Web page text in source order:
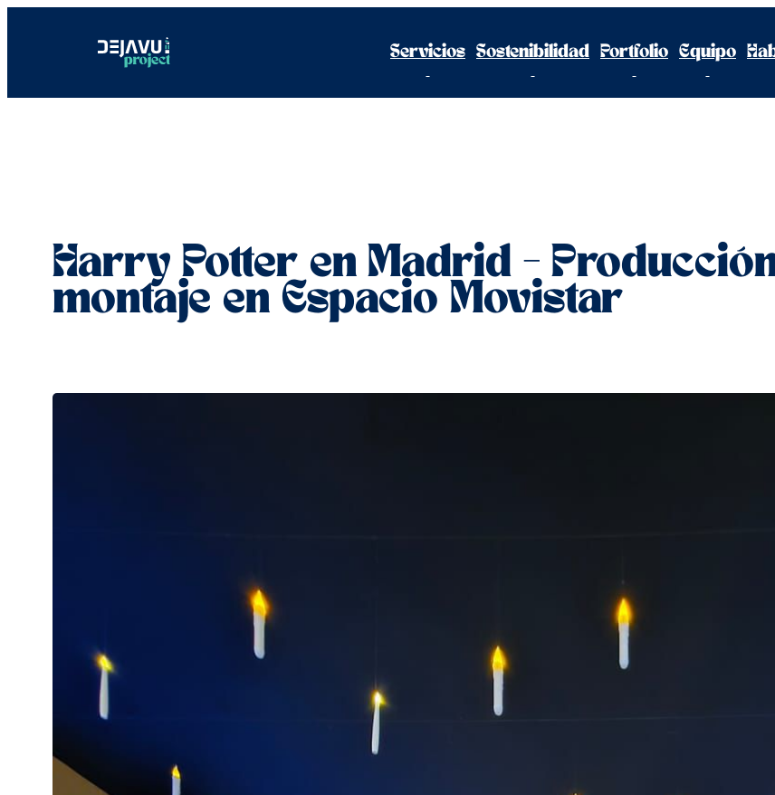
Servicios Sostenibilidad Portfolio Equipo
Harry Potter en Madrid –
montaje en Espacio Movistar